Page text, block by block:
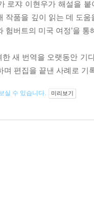
로쟈 이현우가 해설을
작품을 깊이 읽는 데 도
험버트의 미국 여정’을
새 번역을 오랫동안 기
며 편집을 끝낸 사례로 기
실 수 있습니다. 미리보기